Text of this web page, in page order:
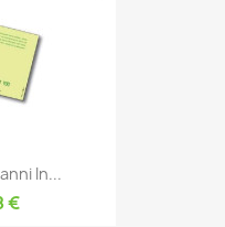
In...
€